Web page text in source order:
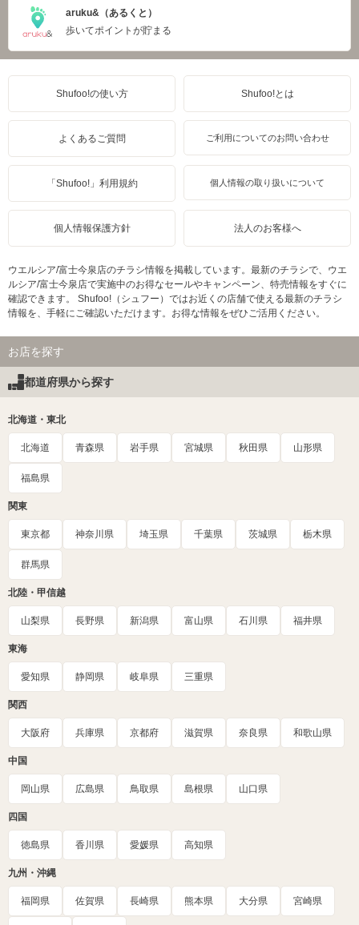
aruku&（あるくと）
歩いてポイントが貯まる
Shufoo!の使い方 Shufoo!とは
よくあるご質問 ご利用についてのお問い合わせ
「Shufoo!」利用規約 個人情報の取り扱いについて
個人情報保護方針 法人のお客様へ
ウエルシア/富士今泉店のチラシ情報を掲載しています。最新のチラシで、ウエ
ルシア/富士今泉店で実施中のお得なセールやキャンペーン、特売情報をすぐに
確認できます。 Shufoo!（シュフー）ではお近くの店舗で使える最新のチラシ
情報を、手軽にご確認いただけます。お得な情報をぜひご活用ください。
お店を探す
都道府県から探す
北海道・東北
北海道 青森県 岩手県 宮城県 秋田県 山形県
福島県
関東
東京都 神奈川県 埼玉県 千葉県 茨城県 栃木県
群馬県
北陸・甲信越
山梨県 長野県 新潟県 富山県 石川県 福井県
東海
愛知県 静岡県 岐阜県 三重県
関西
大阪府 兵庫県 京都府 滋賀県 奈良県 和歌山県
中国
岡山県 広島県 鳥取県 島根県 山口県
四国
徳島県 香川県 愛媛県 高知県
九州・沖縄
福岡県 佐賀県 長崎県 熊本県 大分県 宮崎県